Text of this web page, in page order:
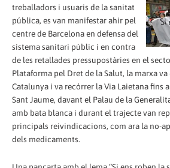
treballadors i usuaris de la sanitat
pública, es van manifestar ahir pel
centre de Barcelona en defensa del
sistema sanitari públic i en contra
de les retallades pressupostàries en el
Plataforma pel Dret de la Salut, la marxa
Catalunya i va recórrer la Via Laietana fins
Sant Jaume, davant el Palau de la
amb bata blanca i durant el trajecte van
principals reivindicacions, com ara la no-
dels medicaments.